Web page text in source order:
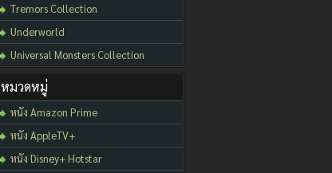
Tremors Collection
Underworld
Universal Monsters Collection
หมวดหมู่
หนัง Amazon Prime
หนัง AppleTV+
หนัง Disney+ Hotstar